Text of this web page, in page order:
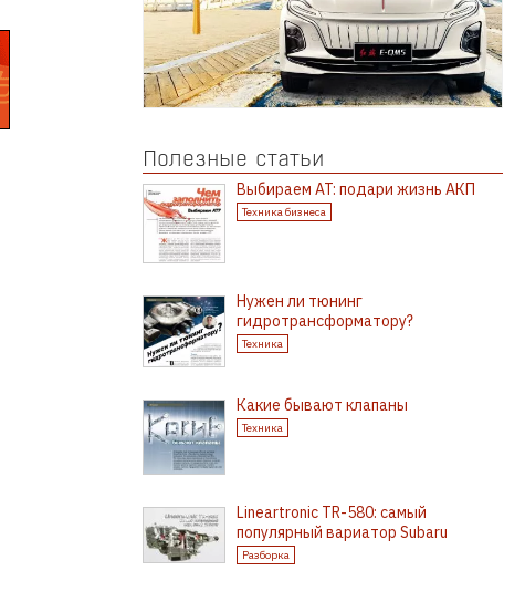
Полезные статьи
Выбираем AT: подари жизнь АКП
Техника бизнеса
Нужен ли тюнинг
гидротрансформатору?
Техника
Какие бывают клапаны
Техника
Lineartronic TR-580: самый
популярный вариатор Subaru
Разборка